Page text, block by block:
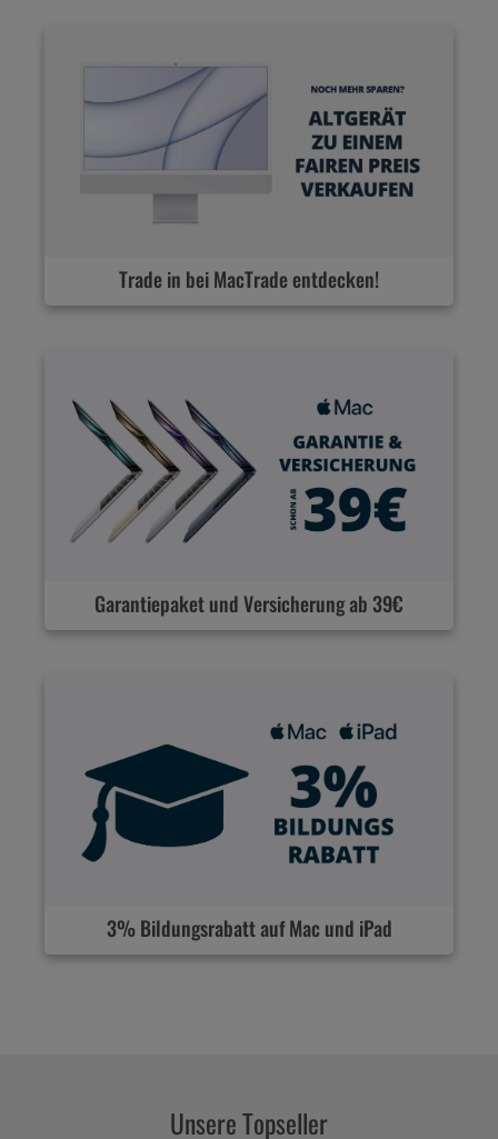
Trade in bei MacTrade entdecken!
Garantiepaket und Versicherung ab 39€
3% Bildungsrabatt auf Mac und iPad
Unsere Topseller